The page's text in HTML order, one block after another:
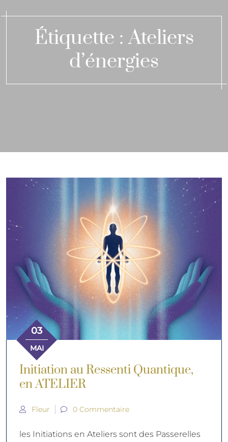
Étiquette :Ateliers
d’énergies
03
MAI
Initiation au Ressenti Quantique,
en ATELIER
Fleur 0 Commentaire
les Initiations en Ateliers sont des Passerelles